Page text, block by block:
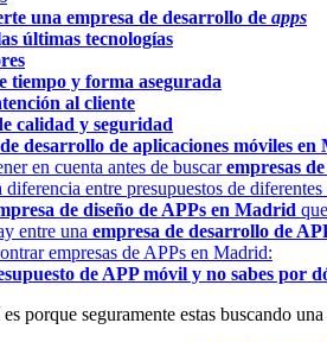
una empresa de desarrollo de apps
últimas tecnologías
tiempo y forma asegurada
al cliente
calidad y seguridad
desarrollo de aplicaciones móviles en
en cuenta antes de buscarempresas
diferencia entre presupuestos de diferentes
de diseño de APPs en Madrid
entre una empresa de desarrollo de
empresas de APPs en Madrid:
de APP móvil y no sabes por
porque seguramente estas buscando una